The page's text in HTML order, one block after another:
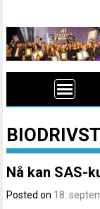
Nå kan SAS-
Posted on 18.